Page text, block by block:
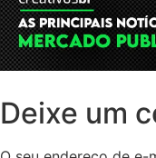
Deixe um